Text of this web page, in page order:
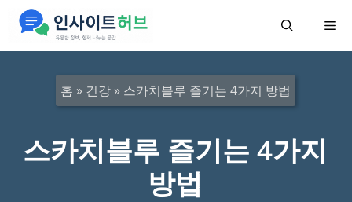
메
홈 » 건강» 스카치블루 즐기는 4가지 방법
스카치블루 즐기는 4가지
방법